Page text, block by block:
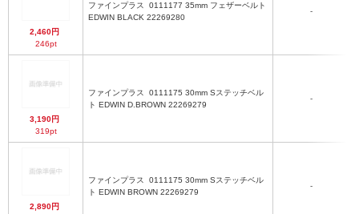
2,460円
246pt
ファインプラス
EDWIN BLACK 22269280
-
3,190円
319pt
ファインプラス
ト EDWIN D.BROWN 22269279
-
2,890円
ファインプラス
ト EDWIN BROWN 22269279
-